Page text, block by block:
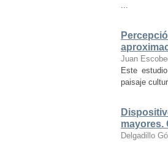
...
Juan
Este
paisaje
mayores.
Delgadillo